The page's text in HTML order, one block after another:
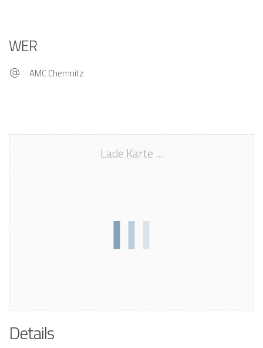
WER
AMC Chemnitz
Lade Karte ...
Details